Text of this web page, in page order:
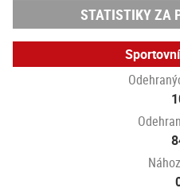
STATISTIKY ZA